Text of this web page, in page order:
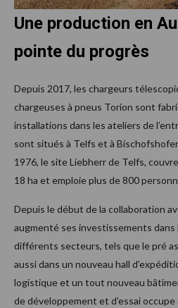
Une production en
pointe du progrès
Depuis 2017, les chargeurs
chargeuses à pneus Torion sont
installations dans les ateliers de
sont situés à Telfs et à
1976, le site Liebherr de Telfs,
18 ha et emploie plus de 800
Depuis le début de la collaboration
augmenté ses investissements dans
différents secteurs, tels que le pré
aussi dans un nouveau hall
logistique et un tout nouveau
de développement et d’essai